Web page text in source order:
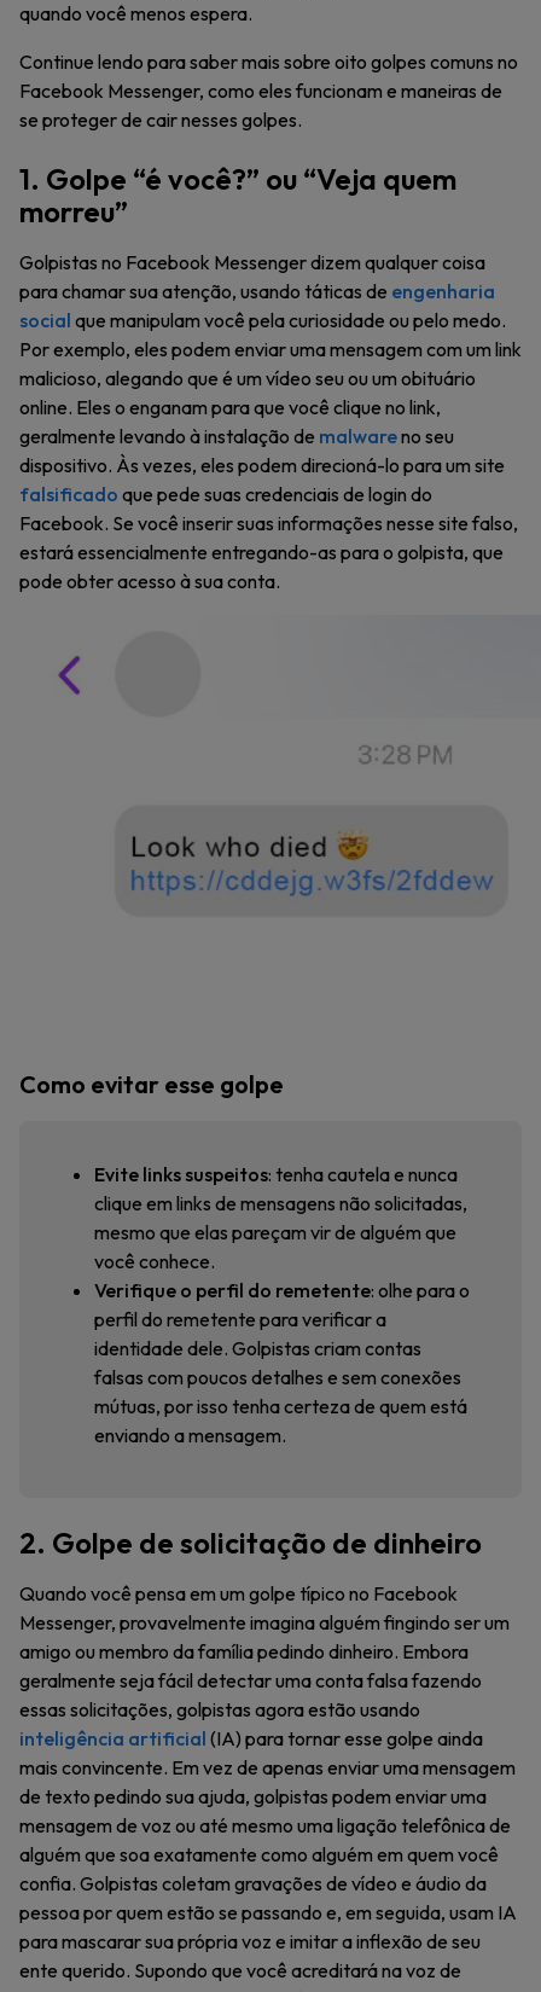
quando você menos espera.
Continue lendo para saber mais sobre oito golpes comuns no
Facebook Messenger, como eles funcionam e maneiras de
se proteger de cair nesses golpes.
1. Golpe “é você?” ou “Veja quem
morreu”
Golpistas no Facebook Messenger dizem qualquer coisa
para chamar sua atenção, usando táticas de engenharia
social que manipulam você pela curiosidade ou pelo medo.
Por exemplo, eles podem enviar uma mensagem com um link
malicioso, alegando que é um vídeo seu ou um obituário
online. Eles o enganam para que você clique no link,
geralmente levando à instalação de malwareno seu
dispositivo. Às vezes, eles podem direcioná-lo para um site
falsificado que pede suas credenciais de login do
Facebook. Se você inserir suas informações nesse site falso,
estará essencialmente entregando-as para o golpista, que
pode obter acesso à sua conta.
Como evitar esse golpe
Evite links suspeitos: tenha cautela e nunca
clique em links de mensagens não solicitadas,
mesmo que elas pareçam vir de alguém que
você conhece.
Verifique o perfil do remetente: olhe para o
perfil do remetente para verificar a
identidade dele. Golpistas criam contas
falsas com poucos detalhes e sem conexões
mútuas, por isso tenha certeza de quem está
enviando a mensagem.
2. Golpe de solicitação de dinheiro
Quando você pensa em um golpe típico no Facebook
Messenger, provavelmente imagina alguém fingindo ser um
amigo ou membro da família pedindo dinheiro. Embora
geralmente seja fácil detectar uma conta falsa fazendo
essas solicitações, golpistas agora estão usando
inteligência artificial (IA) para tornar esse golpe ainda
mais convincente. Em vez de apenas enviar uma mensagem
de texto pedindo sua ajuda, golpistas podem enviar uma
mensagem de voz ou até mesmo uma ligação telefônica de
alguém que soa exatamente como alguém em quem você
confia. Golpistas coletam gravações de vídeo e áudio da
pessoa por quem estão se passando e, em seguida, usam IA
para mascarar sua própria voz e imitar a inflexão de seu
ente querido. Supondo que você acreditará na voz de